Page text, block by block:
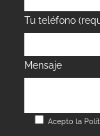
Tu teléfono
Mensaje
Acepto la